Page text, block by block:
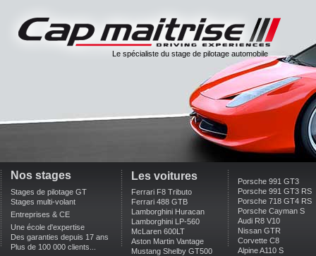
Le spécialiste du stage de pilotage automobile
Nos stages
Stages de pilotage GT
Stages multi-volant
Entreprises & CE
Une école d'expertise
Des garanties depuis 17 ans
Plus de 100 000 clients...
Les voitures
Ferrari F8 Tributo
Ferrari 488 GTB
Lamborghini Huracan
Lamborghini LP-560
McLaren 600LT
Aston Martin Vantage
Mustang Shelby GT500
Porsche 991 GT3
Porsche 991 GT3 RS
Porsche 718 GT4 RS
Porsche Cayman S
Audi R8 V10
Nissan GTR
Corvette C8
Alpine A110 S